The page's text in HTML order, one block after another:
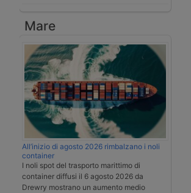
Mare
All’inizio di agosto 2026 rimbalzano i noli
container
I noli spot del trasporto marittimo di
container diffusi il 6 agosto 2026 da
Drewry mostrano un aumento medio